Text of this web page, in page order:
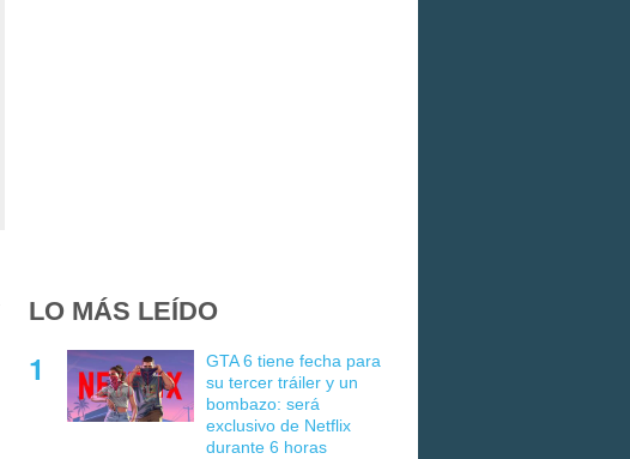
LO MÁS LEÍDO
GTA 6 tiene fecha para
su tercer tráiler y un
bombazo: será
exclusivo de Netflix
durante 6 horas